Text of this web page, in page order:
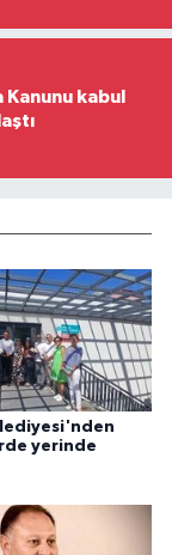
kabul
yerinde